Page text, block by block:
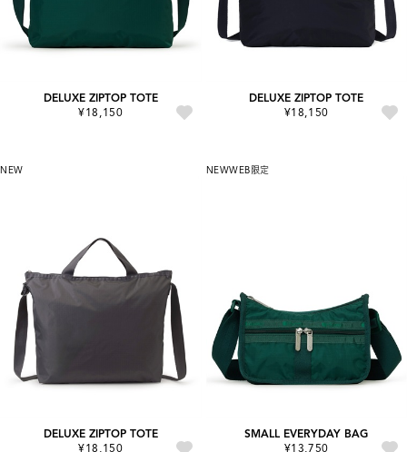
DELUXE ZIPTOP TOTE
¥18,150
DELUXE ZIPTOP TOTE
¥18,150
NEW
DELUXE ZIPTOP TOTE
¥18,150
NEWWEB限定
SMALL EVERYDAY BAG
¥13,750